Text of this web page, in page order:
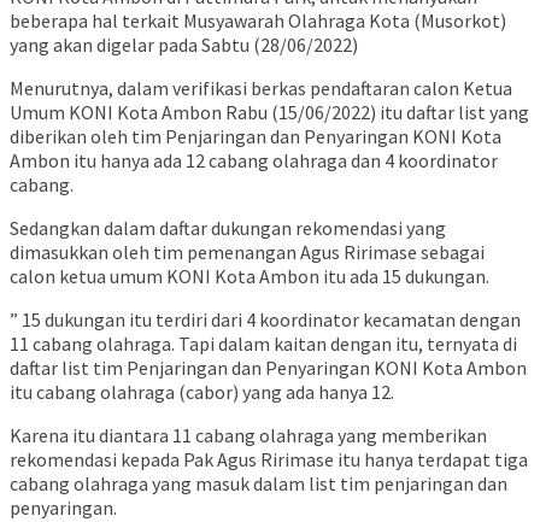
beberapa hal terkait Musyawarah Olahraga Kota (Musorkot)
yang akan digelar pada Sabtu (28/06/2022)
Menurutnya, dalam verifikasi berkas pendaftaran calon Ketua
Umum KONI Kota Ambon Rabu (15/06/2022) itu daftar list yang
diberikan oleh tim Penjaringan dan Penyaringan KONI Kota
Ambon itu hanya ada 12 cabang olahraga dan 4 koordinator
cabang.
Sedangkan dalam daftar dukungan rekomendasi yang
dimasukkan oleh tim pemenangan Agus Ririmase sebagai
calon ketua umum KONI Kota Ambon itu ada 15 dukungan.
” 15 dukungan itu terdiri dari 4 koordinator kecamatan dengan
11 cabang olahraga. Tapi dalam kaitan dengan itu, ternyata di
daftar list tim Penjaringan dan Penyaringan KONI Kota Ambon
itu cabang olahraga (cabor) yang ada hanya 12.
Karena itu diantara 11 cabang olahraga yang memberikan
rekomendasi kepada Pak Agus Ririmase itu hanya terdapat tiga
cabang olahraga yang masuk dalam list tim penjaringan dan
penyaringan.